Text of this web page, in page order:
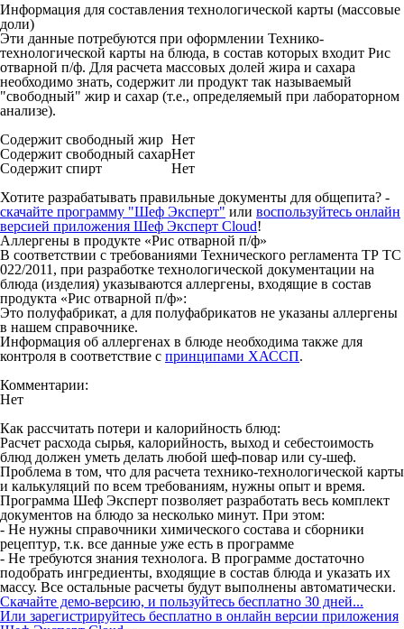
Информация для составления технологической карты (массовые
доли)
Эти данные потребуются при оформлении Технико-
технологической карты на блюда, в состав которых входит Рис
отварной п/ф. Для расчета массовых долей жира и сахара
необходимо знать, содержит ли продукт так называемый
"свободный" жир и сахар (т.е., определяемый при лабораторном
анализе).
Содержит свободный жир Нет
Содержит свободный сахарНет
Содержит спирт
Нет
Хотите разрабатывать правильные документы для общепита? -
скачайте программу "Шеф Эксперт" или воспользуйтесь онлайн
версией приложения Шеф Эксперт Cloud!
Аллергены в продукте «Рис отварной п/ф»
В соответствии с требованиями Технического регламента ТР ТС
022/2011, при разработке технологической документации на
блюда (изделия) указываются аллергены, входящие в состав
продукта «Рис отварной п/ф»:
Это полуфабрикат, а для полуфабрикатов не указаны аллергены
в нашем справочнике.
Информация об аллергенах в блюде необходима также для
контроля в соответствие с принципами ХАССП.
Комментарии:
Нет
Как рассчитать потери и калорийность блюд:
Расчет расхода сырья, калорийность, выход и себестоимость
блюд должен уметь делать любой шеф-повар или су-шеф.
Проблема в том, что для расчета технико-технологической карты
и калькуляций по всем требованиям, нужны опыт и время.
Программа Шеф Эксперт позволяет разработать весь комплект
документов на блюдо за несколько минут. При этом:
- Не нужны справочники химического состава и сборники
рецептур, т.к. все данные уже есть в программе
- Не требуются знания технолога. В программе достаточно
подобрать ингредиенты, входящие в состав блюда и указать их
массу. Все остальные расчеты будут выполнены автоматически.
Скачайте демо-версию, и пользуйтесь бесплатно 30 дней...
Или зарегистрируйтесь бесплатно в онлайн версии приложения